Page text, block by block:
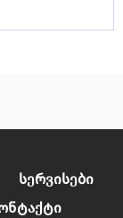
Სერვისები